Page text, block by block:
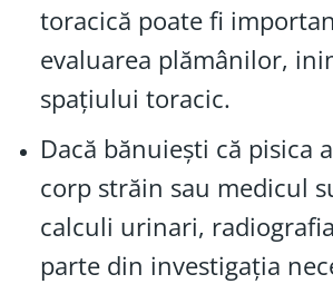
toracică poate fi
evaluarea plămânilor,
spațiului toracic.
Dacă bănuiești că pisica
corp străin sau medicul
calculi urinari,
parte din investigația